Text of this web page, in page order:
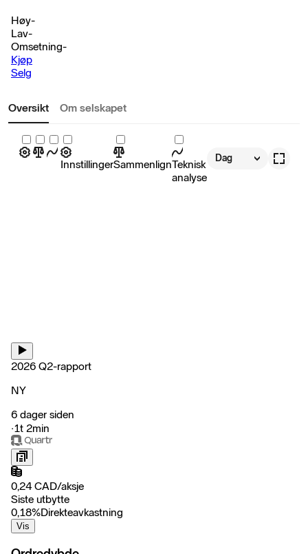
Høy-
Lav-
Omsetning-
Kjøp
Selg
Oversikt Om selskapet
InnstillingerSammenlignTeknisk
analyse
Dag
2026 Q2-rapport
NY
6 dager siden
‧1t 2min
0,24 CAD/aksje
Siste utbytte
0,18%Direkteavkastning
Vis